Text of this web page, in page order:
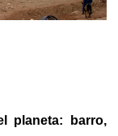
planeta: barro,